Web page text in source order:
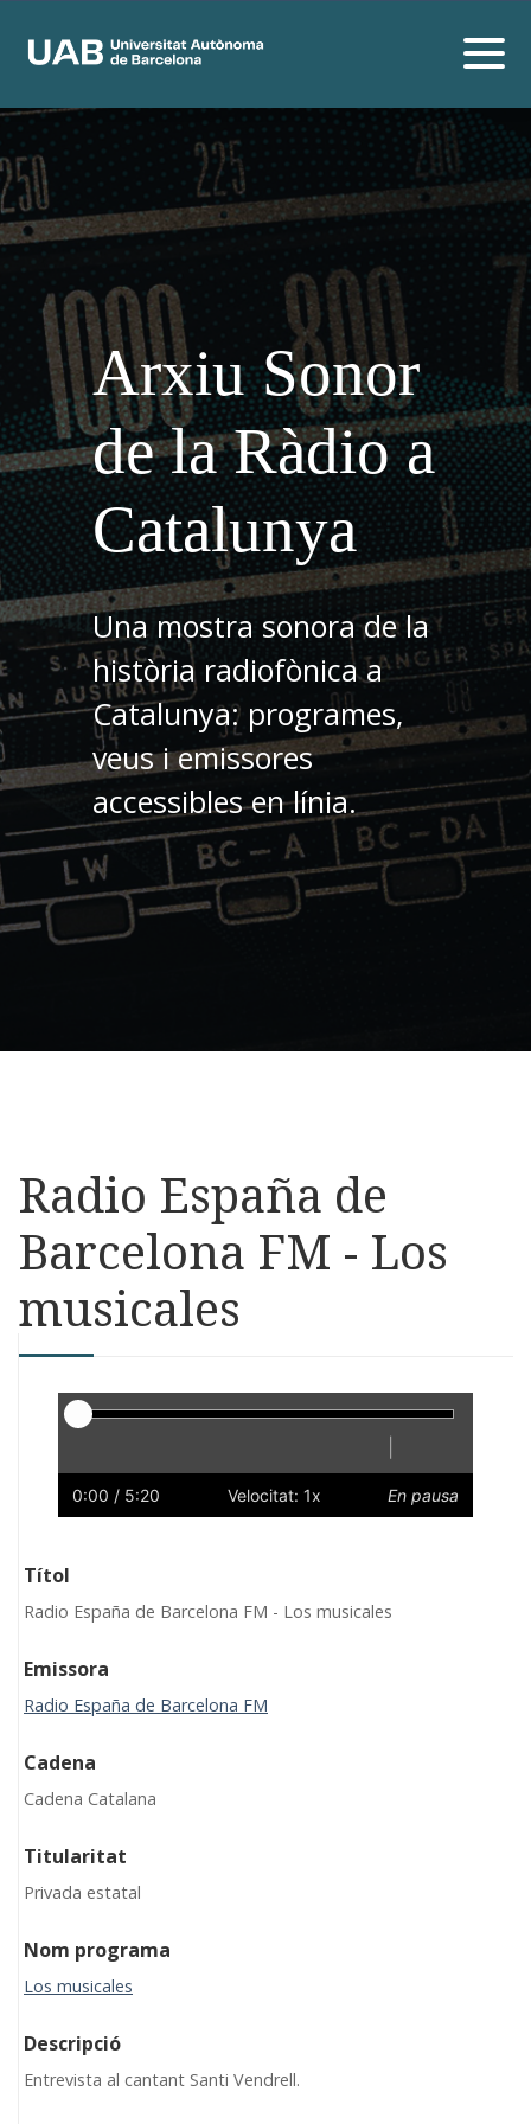
Arxiu Sonor
de la Ràdio a
Catalunya
Una mostra sonora de la
història radiofònica a
Catalunya: programes,
veus i emissores
accessibles en línia.
Radio España de
Barcelona FM - Los
musicales
Reproductor
Lent
0:00 / 5:20 Velocitat: 1x En pausa
Títol
Radio España de Barcelona FM - Los musicales
Emissora
Radio España de Barcelona FM
Cadena
Cadena Catalana
Titularitat
Privada estatal
Nom programa
Los musicales
Descripció
Entrevista al cantant Santi Vendrell.